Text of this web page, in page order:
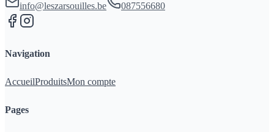
info@leszarsouilles.be 087556680
Navigation
AccueilProduitsMon compte
Pages